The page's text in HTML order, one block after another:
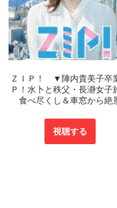
ＺＩＰ！ ▼陣内貴美子卒
Ｐ！水卜と秩父・長瀞女子
食べ尽くし＆車窓から絶
視聴する